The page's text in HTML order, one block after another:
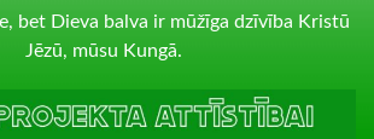
bet Dieva balva ir mūžīga dzīvība Kristū
Jēzū, mūsu Kungā.